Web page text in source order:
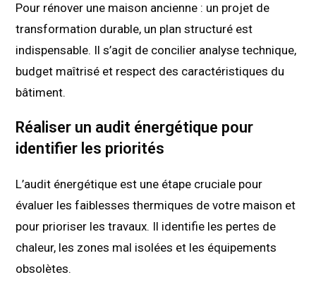
Pour rénover une maison ancienne : un projet de
transformation durable, un plan structuré est
indispensable. Il s’agit de concilier analyse technique,
budget maîtrisé et respect des caractéristiques du
bâtiment.
Réaliser un audit énergétique pour
identifier les priorités
L’audit énergétique est une étape cruciale pour
évaluer les faiblesses thermiques de votre maison et
pour prioriser les travaux. Il identifie les pertes de
chaleur, les zones mal isolées et les équipements
obsolètes.